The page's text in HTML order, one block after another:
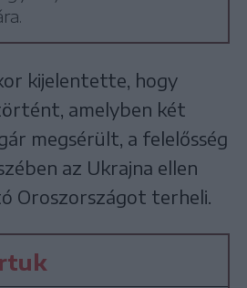
kijelentette, hogy
amelyben két
megsérült, a felelősség
az Ukrajna ellen
Oroszországot terheli.